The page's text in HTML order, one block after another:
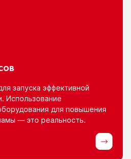
запуска эффективной
Использование
для повышения
— это реальность.